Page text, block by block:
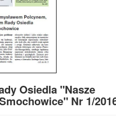
Osiedla "Nasze
Nr 1/